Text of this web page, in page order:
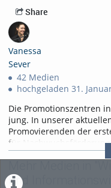
Share
Vanessa
Sever
42 Medien
hochgeladen 31.
Die Promotionszentren
jung. In unserer
Promovierenden der
für Nachwuchsförderung
Im Interview erzählen
Mardenli, die an den
Hochschule Merseburg
und